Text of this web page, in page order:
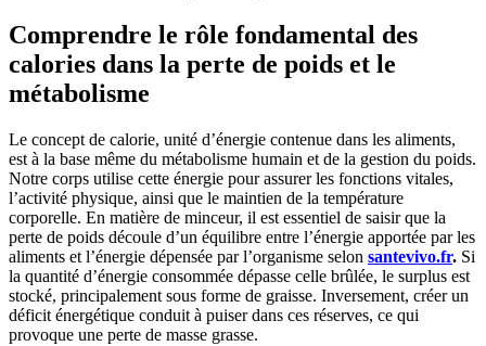
Comprendre le rôle fondamental des
calories dans la perte de poids et le
métabolisme
Le concept de calorie, unité d’énergie contenue dans les aliments,
est à la base même du métabolisme humain et de la gestion du poids.
Notre corps utilise cette énergie pour assurer les fonctions vitales,
l’activité physique, ainsi que le maintien de la température
corporelle. En matière de minceur, il est essentiel de saisir que la
perte de poids découle d’un équilibre entre l’énergie apportée par les
aliments et l’énergie dépensée par l’organisme selon santevivo.fr. Si
la quantité d’énergie consommée dépasse celle brûlée, le surplus est
stocké, principalement sous forme de graisse. Inversement, créer un
déficit énergétique conduit à puiser dans ces réserves, ce qui
provoque une perte de masse grasse.